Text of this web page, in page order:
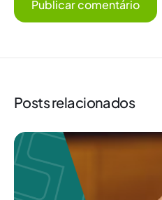
Posts relacionados